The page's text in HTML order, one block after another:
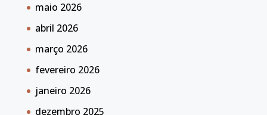
maio 2026
abril 2026
março 2026
fevereiro 2026
janeiro 2026
dezembro 2025